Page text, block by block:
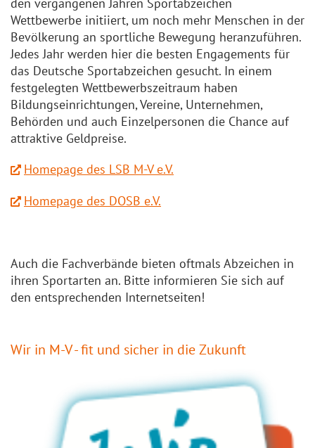
den vergangenen Jahren Sportabzeichen
Wettbewerbe initiiert, um noch mehr Menschen in der
Bevölkerung an sportliche Bewegung heranzuführen.
Jedes Jahr werden hier die besten Engagements für
das Deutsche Sportabzeichen gesucht. In einem
festgelegten Wettbewerbszeitraum haben
Bildungseinrichtungen, Vereine, Unternehmen,
Behörden und auch Einzelpersonen die Chance auf
attraktive Geldpreise.
Homepage des LSB M-V e.V.
Homepage des DOSB e.V.
Auch die Fachverbände bieten oftmals Abzeichen in
ihren Sportarten an. Bitte informieren Sie sich auf
den entsprechenden Internetseiten!
Wir in M-V - fit und sicher in die Zukunft